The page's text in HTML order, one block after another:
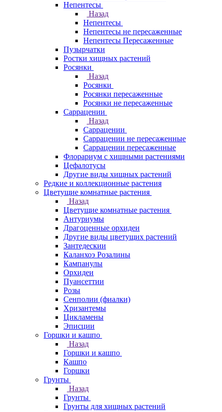
Непентесы
Назад
Непентесы
Непентесы не пересаженные
Непентесы Пересаженные
Пузырчатки
Ростки хищных растений
Росянки
Назад
Росянки
Росянки пересаженные
Росянки не пересаженные
Саррацении
Назад
Саррацении
Саррацении не пересаженные
Саррацении пересаженные
Флорариум с хищными растениями
Цефалотусы
Другие виды хищных растений
Редкие и коллекционные растения
Цветущие комнатные растения
Назад
Цветущие комнатные растения
Антуриумы
Драгоценные орхидеи
Другие виды цветущих растений
Зантедескии
Каланхоэ Розалины
Кампанулы
Орхидеи
Пуансеттии
Розы
Сенполии (фиалки)
Хризантемы
Цикламены
Эписции
Горшки и кашпо
Назад
Горшки и кашпо
Кашпо
Горшки
Грунты
Назад
Грунты
Грунты для хищных растений